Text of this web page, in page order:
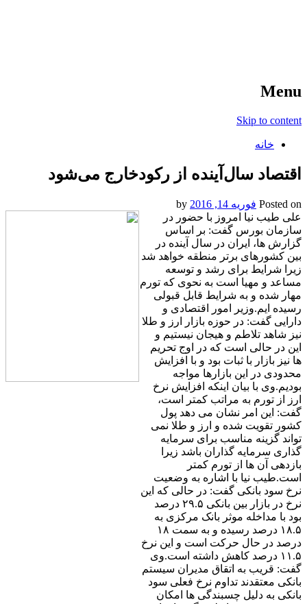
Menu
Skip to content
خانه
اقتصاد سال‌آینده از رکودخارج می‌شود
Posted on فوریه 14, 2016
علی طیب نیا امروز با حضور در
سازمان بورس گفت: بر اساس
گزارش ها، ایران در سال آینده در
بین کشورهای برتر منطقه خواهد شد
زیرا شرایط برای رشد و توسعه
مساعد و مهیا است به نحوی که تورم
مهار شده و به شرایط قابل قبولی
رسیده ایم.وزیر امور اقتصادی و
دارایی گفت: در حوزه بازار ارز و طلا
نیز شاهد تلاطم و هیجان نیستیم و
این در حالی است که در اوج تحریم
ها نیز بازار با ثبات بود و با افزایش
محدودی در این بازارها مواجه
بودیم.وی با بیان اینکه افزایش نرخ
ارز از تورم به مراتب کمتر است،
گفت: این امر نشان می دهد پول
کشور تقویت شده و ارز و طلا نمی
تواند گزینه مناسب برای سرمایه
گذاری سرمایه گذاران باشد زیرا
بازدهی آن ها از تورم کمتر
است.طیب نیا با اشاره به وضعیت
نرخ سود بانکی گفت: در حالی که این
نرخ در بازار بین بانکی ۲۹.۵ درصد
بود با مداخله موثر بانک مرکزی به
۱۸.۵ درصد رسیده و به سمت ۱۸
درصد در حال حرکت است و این نرخ
۱۱.۵ درصد کاهش داشته است.وی
گفت: قریب به اتقاق مدیران سیستم
بانکی معتقدند تداوم نرخ فعلی سود
بانکی به دلیل چسبندگی ها امکان